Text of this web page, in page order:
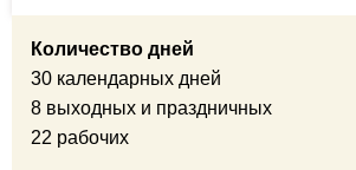
Количество дней
30 календарных дней
8 выходных и праздничных
22 рабочих